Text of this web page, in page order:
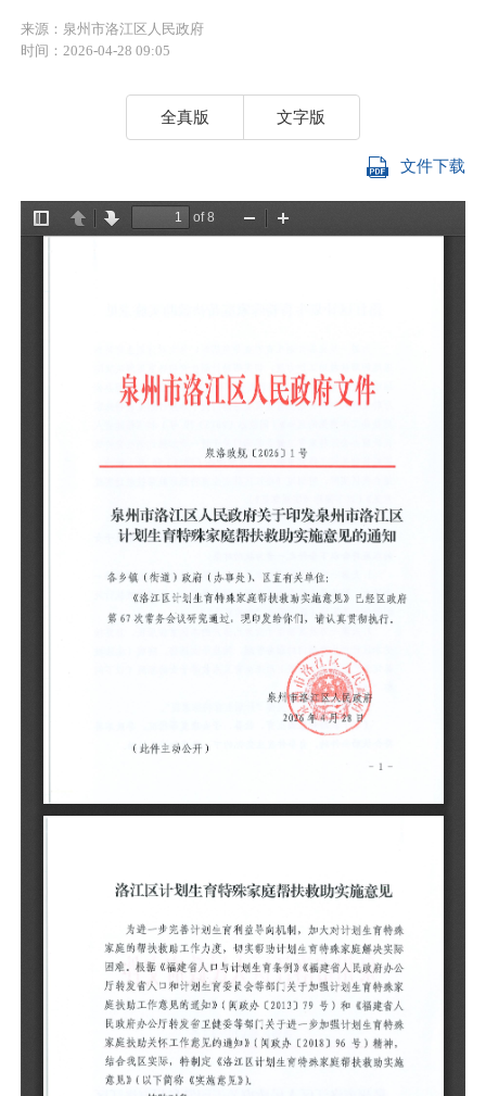
来源：泉州市洛江区人民政府
时间：2026-04-28 09:05
全真版 文字版
文件下载